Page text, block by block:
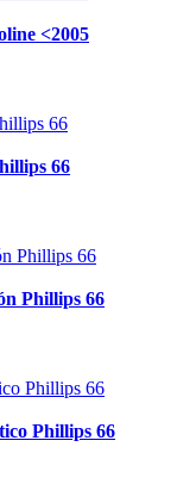
<2005
66
Phillips 66
Phillips 66